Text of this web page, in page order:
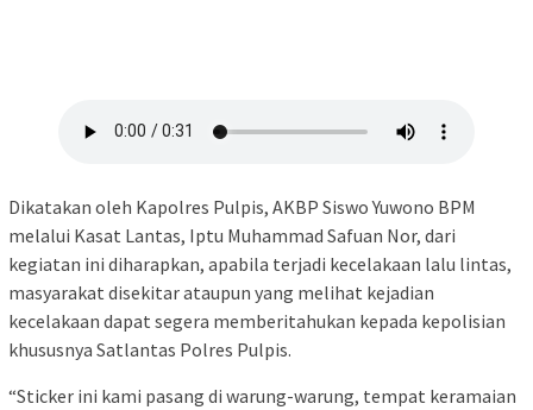
Dikatakan oleh Kapolres Pulpis, AKBP Siswo Yuwono BPM
melalui Kasat Lantas, Iptu Muhammad Safuan Nor, dari
kegiatan ini diharapkan, apabila terjadi kecelakaan lalu lintas,
masyarakat disekitar ataupun yang melihat kejadian
kecelakaan dapat segera memberitahukan kepada kepolisian
khususnya Satlantas Polres Pulpis.
“Sticker ini kami pasang di warung-warung, tempat keramaian